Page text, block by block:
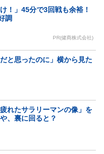
！」45分で3回戦も余裕！
調
PR(健商株式会社)
と思ったのに」横から見た
れたサラリーマンの像」を
、裏に回ると？